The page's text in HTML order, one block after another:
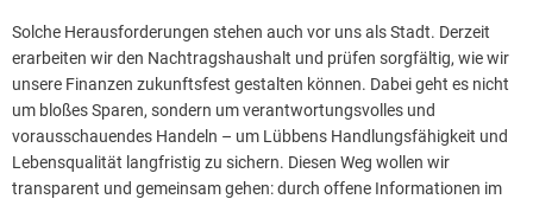
Solche Herausforderungen stehen auch vor uns als Stadt. Derzeit
erarbeiten wir den Nachtragshaushalt und prüfen sorgfältig, wie wir
unsere Finanzen zukunftsfest gestalten können. Dabei geht es nicht
um bloßes Sparen, sondern um verantwortungsvolles und
vorausschauendes Handeln – um Lübbens Handlungsfähigkeit und
Lebensqualität langfristig zu sichern. Diesen Weg wollen wir
transparent und gemeinsam gehen: durch offene Informationen im